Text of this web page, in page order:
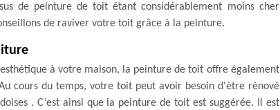
de peinture de toit étant considérablement moins cher
de raviver votre toit grâce à la peinture.
à votre maison, la peinture de toit offre également
cours du temps, votre toit peut avoir besoin d'être rénové
. C’est ainsi que la peinture de toit est suggérée. Il est